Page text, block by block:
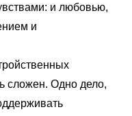
и любовью,
и
сложен. Одно дело,